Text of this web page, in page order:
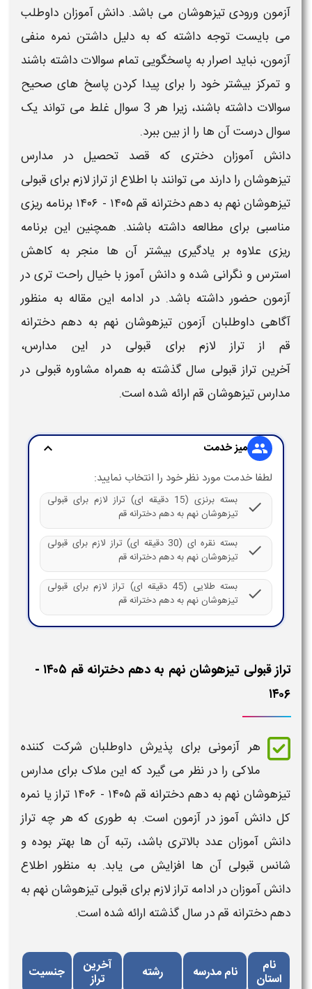
آزمون ورودی تیزهوشان می باشد. دانش آموزان داوطلب
می بایست توجه داشته که به دلیل داشتن نمره منفی
آزمون، نباید اصرار به پاسخگویی تمام سوالات داشته باشند
و تمرکز بیشتر خود را برای پیدا کردن پاسخ های صحیح
سوالات داشته باشند، زیرا هر 3 سوال غلط می تواند یک
سوال درست آن ها را از بین ببرد.
دانش آموزان دختریکه قصد تحصیل در مدارس
تیزهوشان را دارند می توانند با اطلاع ازتراز لازم برای قبولی
تیزهوشان نهم به دهم دخترانه قم ​​۱۴۰۵ - ۱۴۰۶
برنامه ریزی
مناسبی برای مطالعه داشته باشند. همچنین این برنامه
ریزی علاوه بر یادگیری بیشتر آن ها منجر به کاهش
استرس و نگرانی شده و دانش آموز با خیال راحت تری در
آزمون حضور داشته باشد. در ادامه این مقاله به منظور
آگاهی داوطلبان آزمون تیزهوشان نهم به دهم دخترانه
قم ازتراز لازم برای قبولی در این مدارس،
آخرین تراز قبولی سال گذشته به همراه مشاورهقبولی در
مدارس تیزهوشان قمارائه شده است.
group میز خدمت expand_more
لطفا خدمت مورد نظر خود را انتخاب نمایید:
check
بسته برنزی (15 دقیقه ای) تراز لازم برای قبولی
تیزهوشان نهم به دهم دخترانه قم
check
بسته نقره ای (30 دقیقه ای) تراز لازم برای قبولی
تیزهوشان نهم به دهم دخترانه قم
check
بسته طلایی (45 دقیقه ای) تراز لازم برای قبولی
تیزهوشان نهم به دهم دخترانه قم
تراز قبولی تیزهوشان نهم به دهم دخترانه قم ​​۱۴۰۵ -
۱۴۰۶
هر آزمونی برای پذیرش داوطلبان شرکت کننده
ملاکی را در نظر می گیرد که این ملاک برای مدارس
تیزهوشان نهم به دهم دخترانه قم ​​۱۴۰۵ - ۱۴۰۶​ تراز
یا نمره
کل دانش آموز در آزمون است. به طوری که هر چه تراز
دانش آموزان عدد بالاتری باشد، رتبه آن ها بهتر بوده و
شانس قبولی آن ها افزایش می یابد. به منظور اطلاع
دانش آموزان در ادامه تراز لازم برای قبولی تیزهوشان نهم به
دهم دخترانه قم​در سال گذشته ارائه شده است.
نام
استان نام مدرسه رشته آخرین
تراز جنسیت